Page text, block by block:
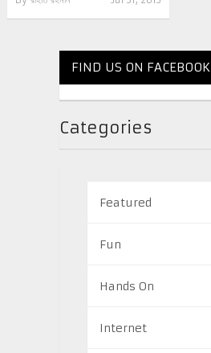
FIND US ON FACEBOOK
Categories
Featured
Fun
Hands On
Internet